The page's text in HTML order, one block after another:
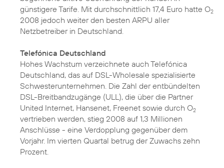
günstigere Tarife. Mit durchschnittlich 17,4 Euro hatte O2
2008 jedoch weiter den besten ARPU aller
Netzbetreiber in Deutschland.
Telefónica Deutschland
Hohes Wachstum verzeichnete auch Telefónica
Deutschland, das auf DSL-Wholesale spezialisierte
Schwesterunternehmen. Die Zahl der entbündelten
DSL-Breitbandzugänge (ULL), die über die Partner
United Internet, Hansenet, Freenet sowie durch O2
vertrieben werden, stieg 2008 auf 1,3 Millionen
Anschlüsse - eine Verdopplung gegenüber dem
Vorjahr. Im vierten Quartal betrug der Zuwachs zehn
Prozent.